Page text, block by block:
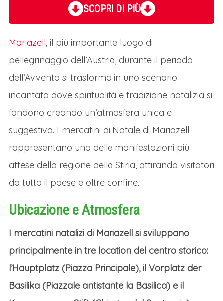
incantevole città carinziana bagnata dalla
Drava, gioiello austriaco che d'inverno si
trasforma in un vero e proprio paese delle
meraviglie. Il suo cuore pulsante, Hauptplatz,
ospita uno dei mercatini di Natale più
suggestivi dell'Austria.L'aria profuma di vin
brulè speziato, di Kletzenbrot (il tipico pane
dolce alla frutta) e di candele di cera d'api.
Le bancarelle in legno, illuminate da luci
calde, offrono artigianato locale,
decorazioni fatte a mano e prelibatezze
domina la piazza, creando un'atmosfera da
favola.Ma la magia non si ferma qui:il
mercatino "Perle dell'Avvento" sul lago Faak
e quello medievale nel castello di Landskron
aggiungono un fascino unico.Con le Alpi
SCOPRI DI PIÙ
Mariazell, il più importante luogo di
pellegrinaggio dell’Austria, durante il periodo
dell’Avvento si trasforma in uno scenario
incantato dove spiritualità e tradizione natalizia si
fondono creando un’atmosfera unica e
suggestiva. I mercatini di Natale di Mariazell
rappresentano una delle manifestazioni più
attese della regione della Stiria, attirando visitatori
da tutto il paese e oltre confine.
Ubicazione e Atmosfera
I mercatini natalizi di Mariazell si sviluppano
principalmente in tre location del centro storico:
l’Hauptplatz (Piazza Principale), il Vorplatz der
Basilika (Piazzale antistante la Basilica) e il